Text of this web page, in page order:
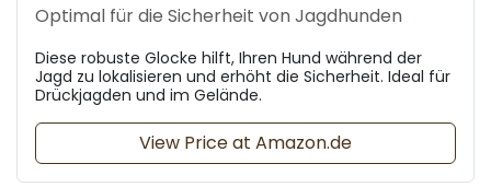
Optimal für die Sicherheit von Jagdhunden
Diese robuste Glocke hilft, Ihren Hund während der
Jagd zu lokalisieren und erhöht die Sicherheit. Ideal für
Drückjagden und im Gelände.
View Price at Amazon.de